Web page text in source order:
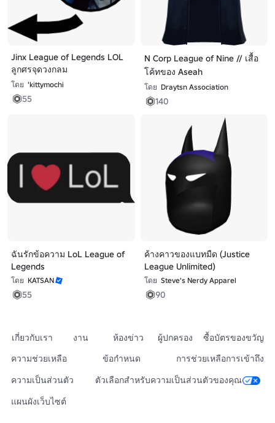
Jinx League of Legends LOL
ลูกศรจุดวงกลม
โดย 'kittymochi
55
N Corp League of Nine // เสื้อ
โค้ทของ Aseah
โดย Draytsn Association
140
ฉันรักข้อความ LoL League of
Legends
โดย KATSAN
55
ค้างคาวของแบทมืด (Justice
League Unlimited)
โดย Steve's Nerdy Apparel
90
เกี่ยวกับเรา งาน ห้องข่าว ผู้ปกครอง
ซื้อบัตรของขวัญ
ความช่วยเหลือ
ข้อกำหนด
การช่วยเหลือการเข้าถึง
ความเป็นส่วนตัว
ตัวเลือกสำหรับความเป็นส่วนตัวของคุณ
แผนผังเว็บไซต์